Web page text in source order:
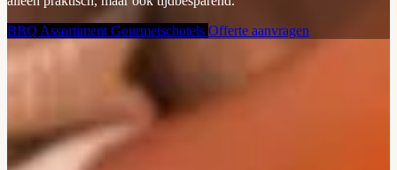
BBQ Assortiment Gourmetschotels Offerte aanvragen